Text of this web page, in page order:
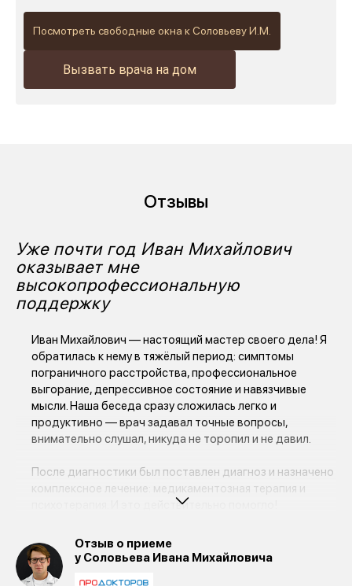
Предыдущая победа:
2-е место в той же номинации
Благодарим всех, кто принимал участие в нашем
развитии!
Посмотреть свободные окна к Соловьеву И.М.
Вызвать врача на дом
Отзывы
Уже почти год Иван Михайлович
оказывает мне
высокопрофессиональную
поддержку
Иван Михайлович — настоящий мастер своего дела! Я
обратилась к нему в тяжёлый период: симптомы
пограничного расстройства, профессиональное
выгорание, депрессивное состояние и навязчивые
мысли. Наша беседа сразу сложилась легко и
продуктивно — врач задавал точные вопросы,
внимательно слушал, никуда не торопил и не давил.
После диагностики был поставлен диагноз и назначено
комплексное лечение: медикаментозная терапия и
психотерапия. И это действительно помогло!
удалось скомпенсировать благодаря
систематическому приёму препаратов и усердной
работе над собой.
Отзыв о приеме
у Соловьева Ивана Михайловича